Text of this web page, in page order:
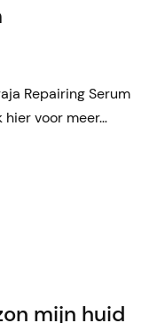
Repairing Serum
hier voor meer…
mijn huid